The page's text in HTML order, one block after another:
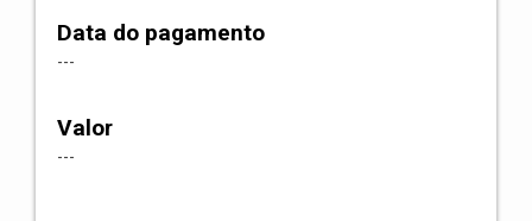
Data do pagamento
---
Valor
---